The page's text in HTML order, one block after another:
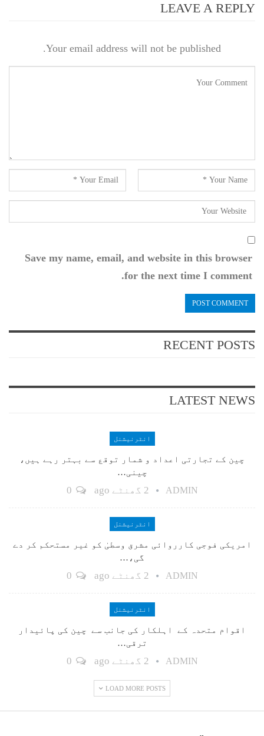
LEAVE A REPLY
Your email address will not be published.
Save my name, email, and website in this browser
for the next time I comment.
RECENT POSTS
LATEST NEWS
انٹرنیشنل
چین کے تجارتی اعداد و شمار توقع سے بہتر رہے ہیں،
چینی…
ADMIN 2 گھنٹے ago
انٹرنیشنل
امریکی فوجی کارروائی مشرق وسطیٰ کو غیر مستحکم کر دے
گی،…
ADMIN 2 گھنٹے ago
انٹرنیشنل
اقوام متحدہ کے اہلکار کی جانب سے چین کی پائیدار
ترقی…
ADMIN 2 گھنٹے ago
LOAD MORE POSTS